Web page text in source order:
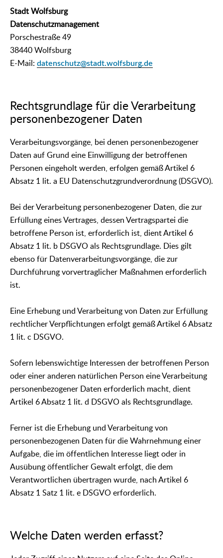
Stadt Wolfsburg
Datenschutzmanagement
Porschestraße 49
38440 Wolfsburg
E-Mail: datenschutz@stadt.wolfsburg.de
Rechtsgrundlage für die Verarbeitung
personenbezogener Daten
Verarbeitungsvorgänge, bei denen personenbezogener
Daten auf Grund eine Einwilligung der betroffenen
Personen eingeholt werden, erfolgen gemäß Artikel 6
Absatz 1 lit. a EU Datenschutzgrundverordnung (DSGVO).
Bei der Verarbeitung personenbezogener Daten, die zur
Erfüllung eines Vertrages, dessen Vertragspartei die
betroffene Person ist, erforderlich ist, dient Artikel 6
Absatz 1 lit. b DSGVO als Rechtsgrundlage. Dies gilt
ebenso für Datenverarbeitungsvorgänge, die zur
Durchführung vorvertraglicher Maßnahmen erforderlich
ist.
Eine Erhebung und Verarbeitung von Daten zur Erfüllung
rechtlicher Verpflichtungen erfolgt gemäß Artikel 6 Absatz
1 lit. c DSGVO.
Sofern lebenswichtige Interessen der betroffenen Person
oder einer anderen natürlichen Person eine Verarbeitung
personenbezogener Daten erforderlich macht, dient
Artikel 6 Absatz 1 lit. d DSGVO als Rechtsgrundlage.
Ferner ist die Erhebung und Verarbeitung von
personenbezogenen Daten für die Wahrnehmung einer
Aufgabe, die im öffentlichen Interesse liegt oder in
Ausübung öffentlicher Gewalt erfolgt, die dem
Verantwortlichen übertragen wurde, nach Artikel 6
Absatz 1 Satz 1 lit. e DSGVO erforderlich.
Welche Daten werden erfasst?